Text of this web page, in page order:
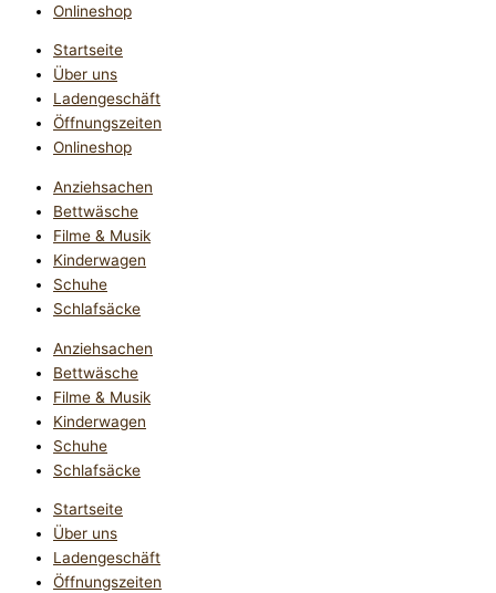
Onlineshop
Startseite
Über uns
Ladengeschäft
Öffnungszeiten
Onlineshop
Anziehsachen
Bettwäsche
Filme & Musik
Kinderwagen
Schuhe
Schlafsäcke
Anziehsachen
Bettwäsche
Filme & Musik
Kinderwagen
Schuhe
Schlafsäcke
Startseite
Über uns
Ladengeschäft
Öffnungszeiten